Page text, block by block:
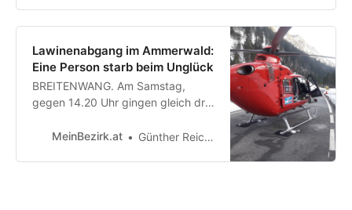
Lawinenabgang im Ammerwald:
Eine Person starb beim Unglück
BREITENWANG. Am Samstag,
gegen 14.20 Uhr gingen gleich drei
Ammerwalds, nahe dem
MeinBezirk.at Günther Reichel